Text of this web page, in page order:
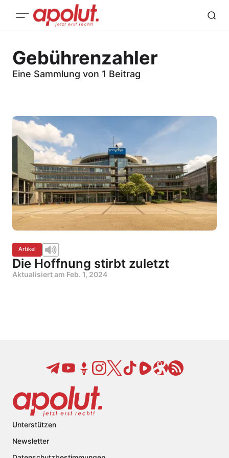
Gebührenzahler
Eine Sammlung von 1 Beitrag
Artikel
Die Hoffnung stirbt zuletzt
Aktualisiert am Feb. 1, 2024
Unterstützen
Newsletter